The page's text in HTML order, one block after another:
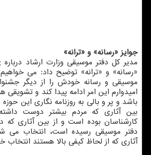
جوایز «رسانه» و «ترانه»
مدیر كل دفتر موسیقی وزارت ارشاد
«رسانه» و «ترانه» توضیح داد: می
موسیقی و رسانه خودش را از دیگر
امیدوارم این امر ادامه پیدا كند و تشویقی
باشد و پر و بالی به روزنامه نگاری این حوزه
بین آثاری كه مردم بیشتر دوست
كارشناسان بوده است و از بین آثاری
دفتر موسیقی رسیده است، انتخاب می
آثاری كه از لحاظ كیفی بالا هستند انتخاب